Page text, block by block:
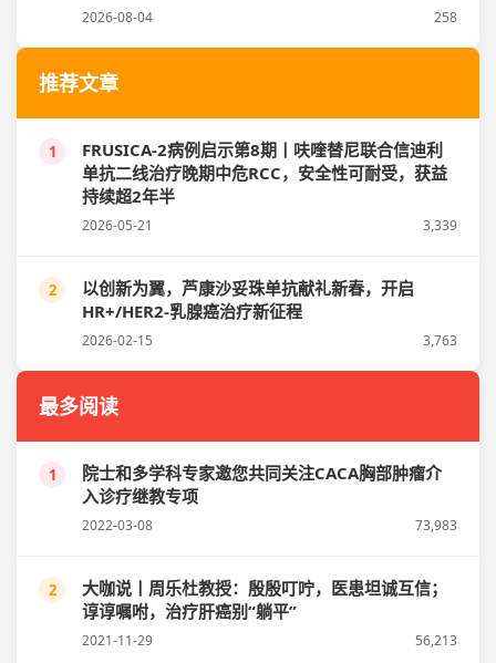
2026-08-04 258
推荐文章
1
FRUSICA-2病例启示第8期丨呋喹替尼联合信迪利
单抗二线治疗晚期中危RCC，安全性可耐受，获益
持续超2年半
2026-05-21 3,339
2
以创新为翼，芦康沙妥珠单抗献礼新春，开启
HR+/HER2-乳腺癌治疗新征程
2026-02-15 3,763
最多阅读
1
院士和多学科专家邀您共同关注CACA胸部肿瘤介
入诊疗继教专项
2022-03-08 73,983
2
大咖说丨周乐杜教授：殷殷叮咛，医患坦诚互信；
谆谆嘱咐，治疗肝癌别“躺平”
2021-11-29 56,213